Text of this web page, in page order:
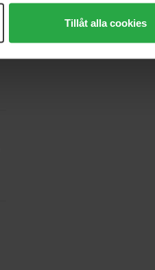
Tillåt alla cookies